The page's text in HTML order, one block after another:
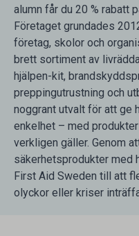
alumn får du 20 % rabatt
Företaget grundades
företag, skolor och
brett sortiment av
hjälpen-kit,
preppingutrustning och
noggrant utvalt för att ge
enkelhet – med
verkligen gäller. Genom
säkerhetsprodukter med
First Aid Sweden till att
olyckor eller kriser